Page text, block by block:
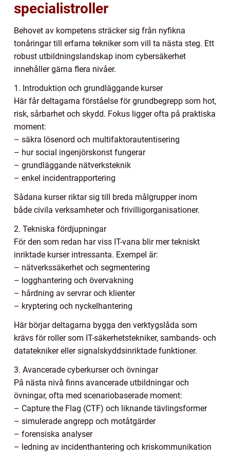
specialistroller
Behovet av kompetens sträcker sig från nyfikna
tonåringar till erfarna tekniker som vill ta nästa steg. Ett
robust utbildningslandskap inom cybersäkerhet
innehåller gärna flera nivåer.
1. Introduktion och grundläggande kurser
Här får deltagarna förståelse för grundbegrepp som hot,
risk, sårbarhet och skydd. Fokus ligger ofta på praktiska
moment:
– säkra lösenord och multifaktorautentisering
– hur social ingenjörskonst fungerar
– grundläggande nätverksteknik
– enkel incidentrapportering
Sådana kurser riktar sig till breda målgrupper inom
både civila verksamheter och frivilligorganisationer.
2. Tekniska fördjupningar
För den som redan har viss IT-vana blir mer tekniskt
inriktade kurser intressanta. Exempel är:
– nätverkssäkerhet och segmentering
– logghantering och övervakning
– hårdning av servrar och klienter
– kryptering och nyckelhantering
Här börjar deltagarna bygga den verktygslåda som
krävs för roller som IT-säkerhetstekniker, sambands- och
datatekniker eller signalskyddsinriktade funktioner.
3. Avancerade cyberkurser och övningar
På nästa nivå finns avancerade utbildningar och
övningar, ofta med scenariobaserade moment:
– Capture the Flag (CTF) och liknande tävlingsformer
– simulerade angrepp och motåtgärder
– forensiska analyser
– ledning av incidenthantering och kriskommunikation